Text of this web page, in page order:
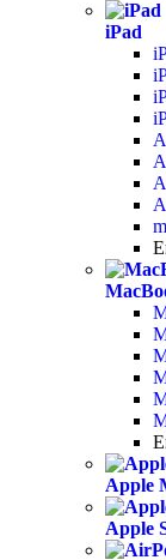
iPad
Apple
Apple